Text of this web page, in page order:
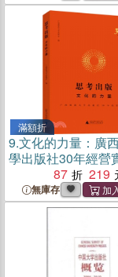
滿額折
9.文化的力量：廣
學出版社30年經營
87 219
無庫存